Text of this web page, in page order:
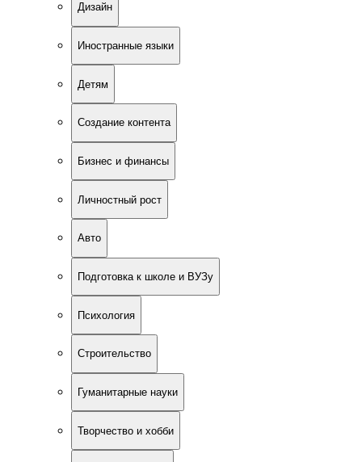
Дизайн
Иностранные языки
Детям
Создание контента
Бизнес и финансы
Личностный рост
Авто
Подготовка к школе и ВУЗу
Психология
Строительство
Гуманитарные науки
Творчество и хобби